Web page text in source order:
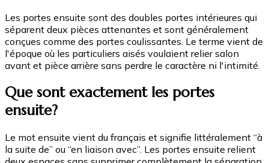
Les portes ensuite sont des doubles portes intérieures qui
séparent deux pièces attenantes et sont généralement
conçues comme des portes coulissantes. Le terme vient de
l'époque où les particuliers aisés voulaient relier salon
avant et pièce arrière sans perdre le caractère ni l'intimité.
Que sont exactement les portes
ensuite?
Le mot ensuite vient du français et signifie littéralement “à
la suite de” ou “en liaison avec”. Les portes ensuite relient